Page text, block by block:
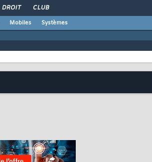
DROIT CLUB
Mobiles
Systèmes